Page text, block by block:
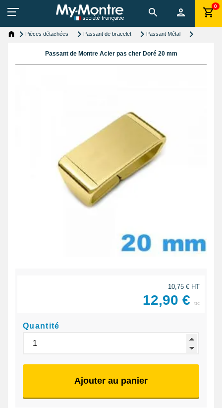
0
Pièces détachées Passant de bracelet Passant Métal
Passant de Montre Acier pas cher Doré 20 mm
10,75 € HT
12,90 € ttc
Quantité
Ajouter au panier